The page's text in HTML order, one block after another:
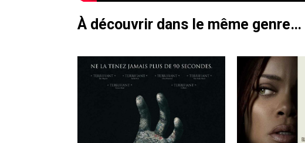
À découvrir dans le même genre…